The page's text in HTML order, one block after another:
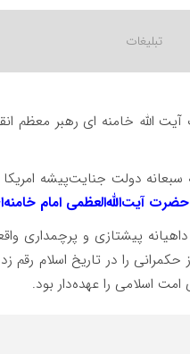
الله خامنه ای رهبر معظم
سبعانه دولت جنایت‌پیشه
حضرت آیت‌الله‌العظمی امام
در بیش از ۳۷ سال رهبری داهیانه پیشتازی
را در تاریخ اسلام رقم
امت اسلامی را عهده‌دار بود.